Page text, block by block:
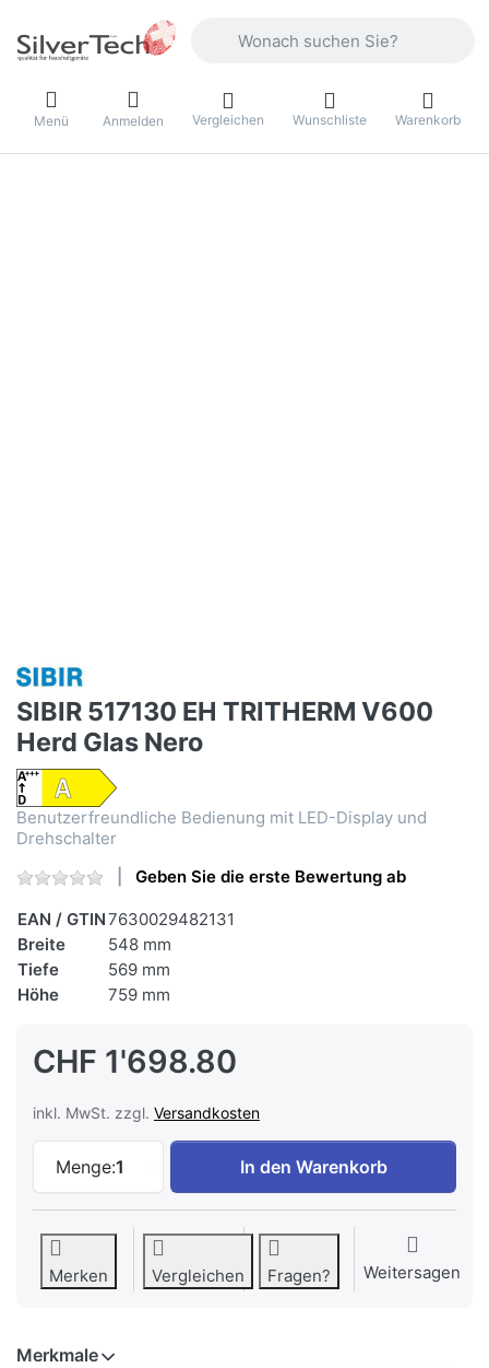
Menü Anmelden Vergleichen Wunschliste Warenkorb
SIBIR 517130 EH TRITHERM V600
Herd Glas Nero
Benutzerfreundliche Bedienung mit LED-Display und
Drehschalter
Geben Sie die erste Bewertung ab
EAN / GTIN7630029482131
Breite
548 mm
Tiefe
569 mm
Höhe
759 mm
CHF 1'698.80
inkl. MwSt. zzgl. Versandkosten
Menge:1
SIBIR 517130 EH TRITHERM V600 Herd
In den Warenkorb
Merken Vergleichen Fragen? Weitersagen
Merkmale